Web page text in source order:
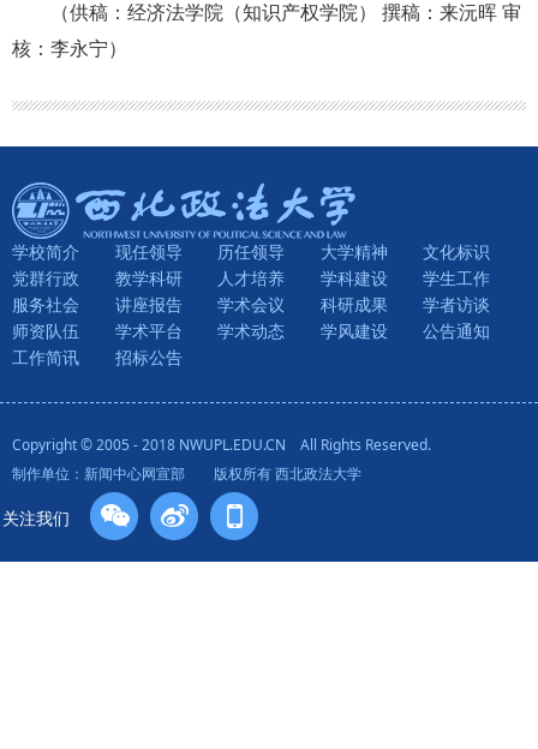
（供稿：经济法学院（知识产权学院） 撰稿：来沅晖 审
核：李永宁）
学校简介 现任领导 历任领导 大学精神
文化标识
党群行政
教学科研 人才培养 学科建设
学生工作
服务社会
讲座报告 学术会议 科研成果
学者访谈
师资队伍
学术平台 学术动态 学风建设
公告通知
工作简讯
招标公告
Copyright © 2005 - 2018 NWUPL.EDU.CN All Rights Reserved.
制作单位：新闻中心网宣部 版权所有 西北政法大学
关注我们